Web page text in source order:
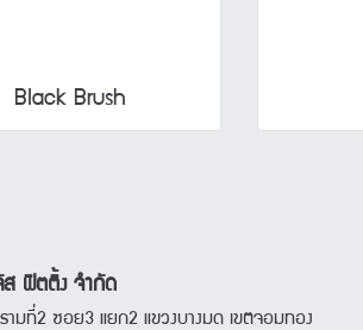
Black Brush
ส ฟิตติ้ง จำกัด
ามที่2 ซอย3 แยก2 แขวงบางมด เขตจอมทอง